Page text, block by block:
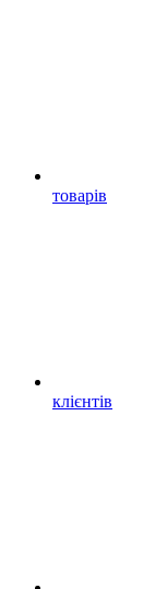
товарів
клієнтів